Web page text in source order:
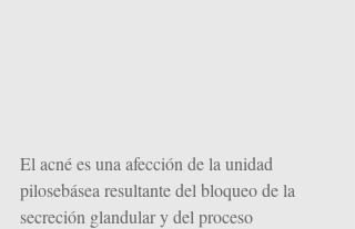
El acné es una afección de la unidad
pilosebásea resultante del bloqueo de la
secreción glandular y del proceso